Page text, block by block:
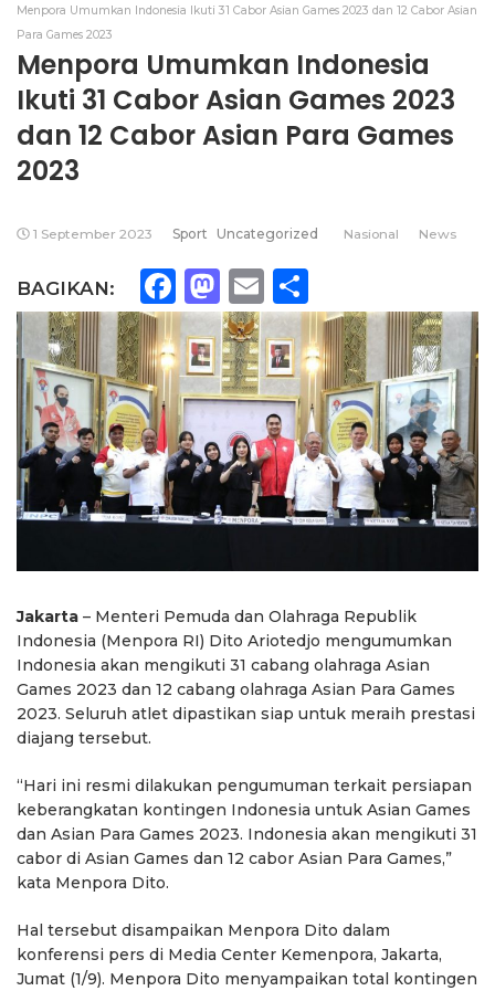
Menpora Umumkan Indonesia Ikuti 31 Cabor Asian Games 2023 dan 12 Cabor Asian
Para Games 2023
Menpora Umumkan Indonesia
Ikuti 31 Cabor Asian Games 2023
dan 12 Cabor Asian Para Games
2023
1 September 2023 Sport Uncategorized Nasional News
BAGIKAN: Facebook
Mastodon
Email
Jakarta – Menteri Pemuda dan Olahraga Republik
Indonesia (Menpora RI) Dito Ariotedjo mengumumkan
Indonesia akan mengikuti 31 cabang olahraga Asian
Games 2023 dan 12 cabang olahraga Asian Para Games
2023. Seluruh atlet dipastikan siap untuk meraih prestasi
diajang tersebut.
“Hari ini resmi dilakukan pengumuman terkait persiapan
keberangkatan kontingen Indonesia untuk Asian Games
dan Asian Para Games 2023. Indonesia akan mengikuti 31
cabor di Asian Games dan 12 cabor Asian Para Games,”
kata Menpora Dito.
Hal tersebut disampaikan Menpora Dito dalam
konferensi pers di Media Center Kemenpora, Jakarta,
Jumat (1/9). Menpora Dito menyampaikan total kontingen